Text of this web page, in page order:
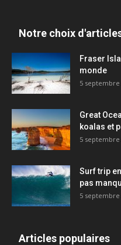
Notre choix
Fraser
monde
5 septembre
Great
koalas et
5 septembre
Surf trip
pas
5 septembre
Articles populaires